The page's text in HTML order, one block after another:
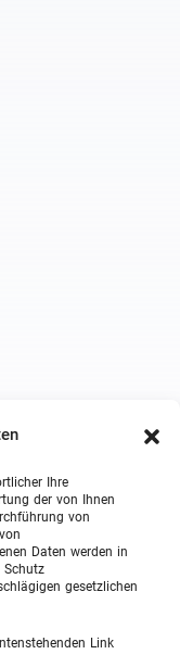
Ihre
der von Ihnen
von
Daten werden in
Schutz
gesetzlichen
Link